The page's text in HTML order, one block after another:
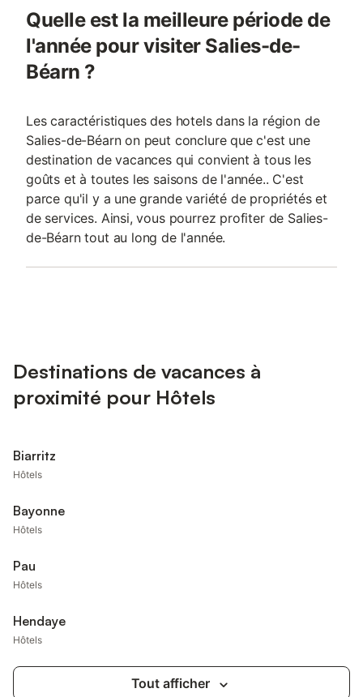
Quelle est la meilleure période de
l'année pour visiter Salies-de-
Béarn ?
Les caractéristiques des hotels dans la région de
Salies-de-Béarn on peut conclure que c'est une
destination de vacances qui convient à tous les
goûts et à toutes les saisons de l'année.. C'est
parce qu'il y a une grande variété de propriétés et
de services. Ainsi, vous pourrez profiter de Salies-
de-Béarn tout au long de l'année.
Destinations de vacances à
proximité pour Hôtels
Biarritz
Hôtels
Bayonne
Hôtels
Pau
Hôtels
Hendaye
Hôtels
Tout afficher